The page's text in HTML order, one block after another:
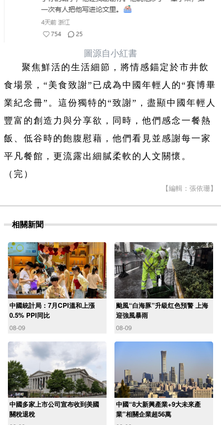
圖源自小紅書
聚焦鮮活的生活細節，將情感錨定於市井飲
食場景，“美食致謝”已成為中國年輕人的“賽博畢
業紀念冊”。這份獨特的“致謝”，盡顯中國年輕人
豐富的創造力與分享欲，同時，他們感念一餐熱
飯、低谷時的飽腹慰藉，他們看見並感謝每一家
平凡餐館，更流露出細膩柔軟的人文關懷。
（完）
【編輯：張依珊】
相關新聞
中國統計局：7月CPI溫和上漲
0.5% PPI同比
08-09
颱風“白海豚”升級红色預警 上海
迎強風暴雨
08-09
中國多家上市公司宣布收到美國
關稅退稅
中國“8大新興產業+9大未來產
業”相關企業超56萬